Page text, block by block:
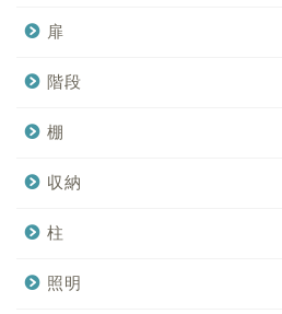
扉
階段
棚
収納
柱
照明